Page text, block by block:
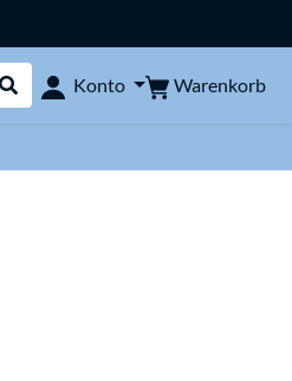
Suche durchführen
Konto Warenkorb